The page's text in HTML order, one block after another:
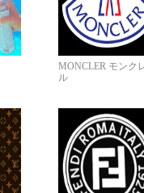
MONCLER モンク
ル